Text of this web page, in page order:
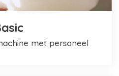
met personeel